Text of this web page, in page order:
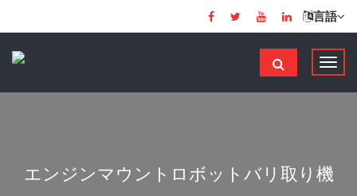
言語
ナ
ョ
ン
エンジンマウントロボットバリ取り機